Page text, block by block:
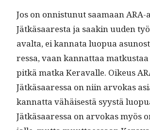
Jos on onnis­tunut saa­maan
Jätkäsaares­ta ja saakin uuden
aval­ta, ei kan­na­ta luop­ua
res­sa, vaan kan­nat­taa
pitkä mat­ka Ker­avalle. Oikeus
Jätkäsaa­res­sa on niin arvokas
kan­nat­ta vähäis­es­tä syys­tä
Jätkäsaa­res­sa on arvokas myös